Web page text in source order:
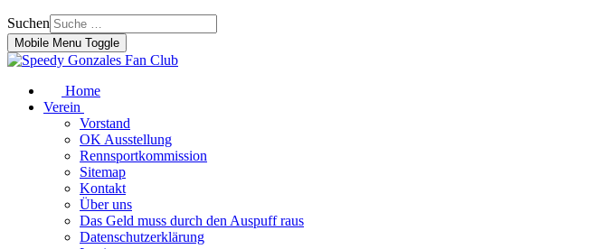
Suchen
Mobile Menu Toggle
Home
Verein
Vorstand
OK Ausstellung
Rennsportkommission
Sitemap
Kontakt
Über uns
Das Geld muss durch den Auspuff raus
Datenschutzerklärung